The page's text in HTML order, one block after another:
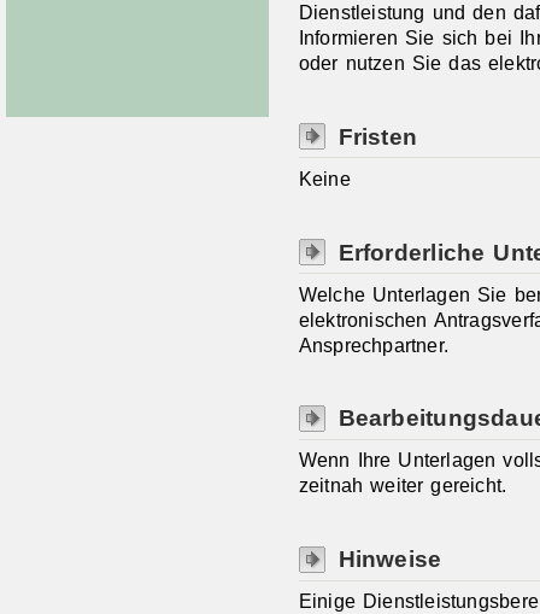
Dienstleistung und den
Informieren Sie sich bei
oder nutzen Sie das
Fristen
Keine
Erforderliche
Welche Unterlagen Sie
elektronischen
Ansprechpartner.
Wenn Ihre Unterlagen
zeitnah weiter gereicht.
Hinweise
Einige